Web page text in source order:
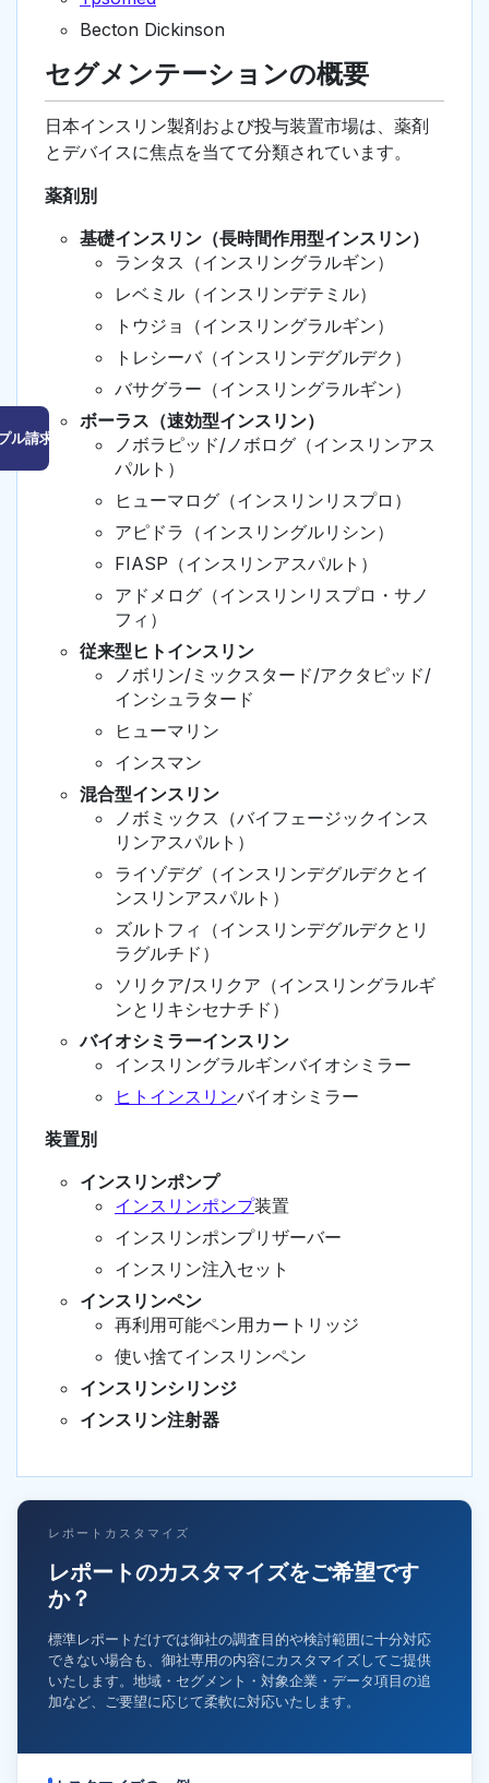
ル請求はこちら
Becton Dickinson
セグメンテーションの概要
日本インスリン製剤および投与装置市場は、薬剤
とデバイスに焦点を当てて分類されています。
薬剤別
基礎インスリン（長時間作用型インスリン）
ランタス（インスリングラルギン）
レベミル（インスリンデテミル）
トウジョ（インスリングラルギン）
トレシーバ（インスリンデグルデク）
バサグラー（インスリングラルギン）
ボーラス（速効型インスリン）
ノボラピッド/ノボログ（インスリンアス
パルト）
ヒューマログ（インスリンリスプロ）
アピドラ（インスリングルリシン）
FIASP（インスリンアスパルト）
アドメログ（インスリンリスプロ・サノ
フィ）
従来型ヒトインスリン
ノボリン/ミックスタード/アクタピッド/
インシュラタード
ヒューマリン
インスマン
混合型インスリン
ノボミックス（バイフェージックインス
リンアスパルト）
ライゾデグ（インスリンデグルデクとイ
ンスリンアスパルト）
ズルトフィ（インスリンデグルデクとリ
ラグルチド）
ソリクア/スリクア（インスリングラルギ
ンとリキシセナチド）
バイオシミラーインスリン
インスリングラルギンバイオシミラー
ヒトインスリンバイオシミラー
装置別
インスリンポンプ
インスリンポンプ装置
インスリンポンプリザーバー
インスリン注入セット
インスリンペン
再利用可能ペン用カートリッジ
使い捨てインスリンペン
インスリンシリンジ
インスリン注射器
レポートカスタマイズ
レポートのカスタマイズをご希望です
か？
標準レポートだけでは御社の調査目的や検討範囲に十分対応
できない場合も、御社専用の内容にカスタマイズしてご提供
いたします。地域・セグメント・対象企業・データ項目の追
加など、ご要望に応じて柔軟に対応いたします。